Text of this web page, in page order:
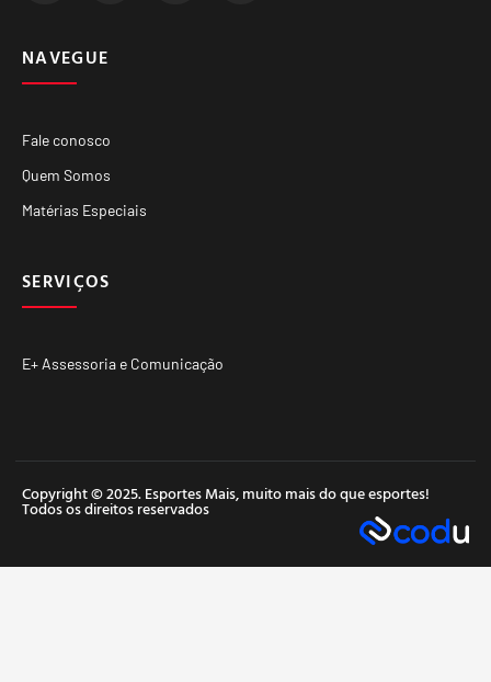
NAVEGUE
Fale conosco
Quem Somos
Matérias Especiais
SERVIÇOS
E+ Assessoria e Comunicação
Copyright © 2025. Esportes Mais, muito mais do que esportes!
Todos os direitos reservados